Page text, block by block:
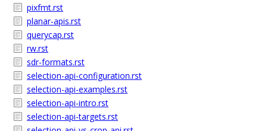
pixfmt.rst
planar-apis.rst
querycap.rst
rw.rst
sdr-formats.rst
selection-api-configuration.rst
selection-api-examples.rst
selection-api-intro.rst
selection-api-targets.rst